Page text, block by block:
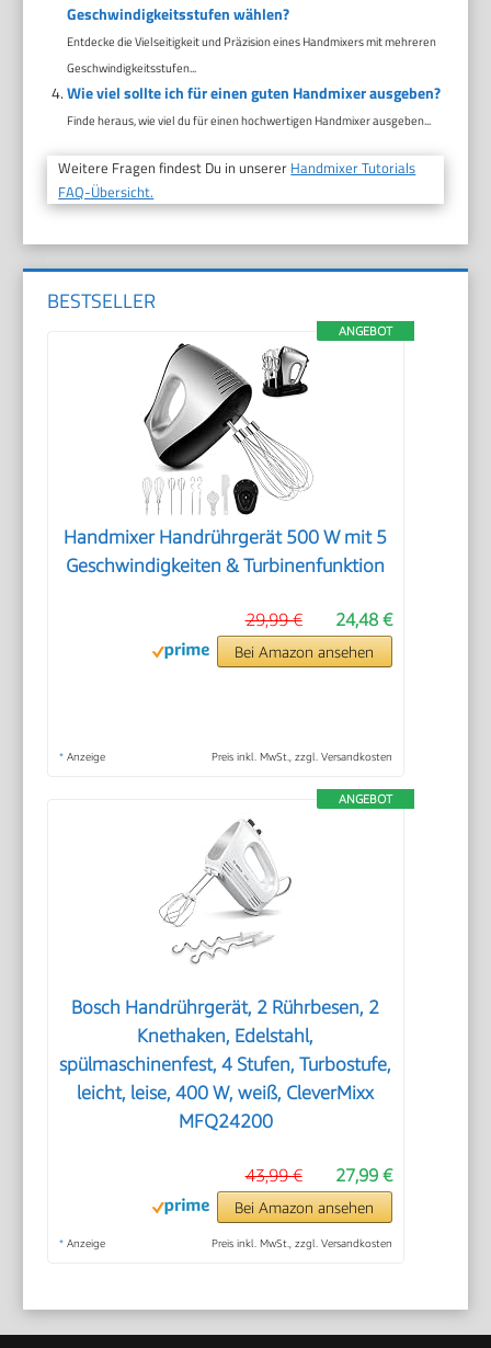
Geschwindigkeitsstufen wählen?
Entdecke die Vielseitigkeit und Präzision eines Handmixers mit mehreren
Geschwindigkeitsstufen...
Wie viel sollte ich für einen guten Handmixer ausgeben?
Finde heraus, wie viel du für einen hochwertigen Handmixer ausgeben...
Weitere Fragen findest Du in unserer Handmixer Tutorials
FAQ-Übersicht.
BESTSELLER
ANGEBOT
Handmixer Handrührgerät 500 W mit 5
Geschwindigkeiten & Turbinenfunktion
24,48 €
29,99 €
Bei Amazon ansehen
* Anzeige Preis inkl. MwSt., zzgl. Versandkosten
ANGEBOT
Bosch Handrührgerät, 2 Rührbesen, 2
Knethaken, Edelstahl,
spülmaschinenfest, 4 Stufen, Turbostufe,
leicht, leise, 400 W, weiß, CleverMixx
MFQ24200
27,99 €
43,99 €
Bei Amazon ansehen
* Anzeige Preis inkl. MwSt., zzgl. Versandkosten